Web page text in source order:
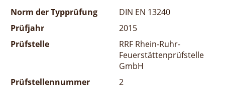
Norm der Typprüfung
DIN EN 13240
Prüfjahr
2015
Prüfstelle
RRF Rhein-Ruhr-
Feuerstättenprüfstelle
GmbH
Prüfstellennummer
2